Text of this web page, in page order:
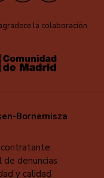
la colaboración
Bornemisza
de denuncias
y calidad